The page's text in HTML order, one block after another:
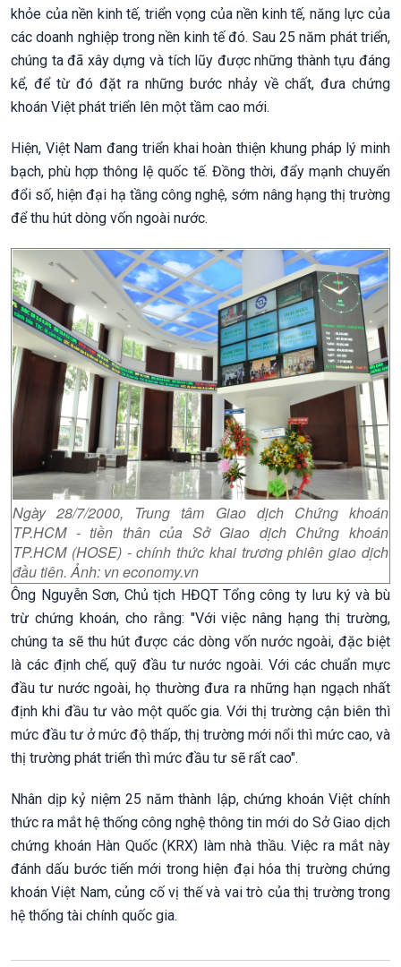
khỏe của nền kinh tế, triển vọng của nền kinh tế, năng lực của
các doanh nghiệp trong nền kinh tế đó. Sau 25 năm phát triển,
chúng ta đã xây dựng và tích lũy được những thành tựu đáng
kể, để từ đó đặt ra những bước nhảy về chất, đưa chứng
khoán Việt phát triển lên một tầm cao mới.
Hiện, Việt Nam đang triển khai hoàn thiện khung pháp lý minh
bạch, phù hợp thông lệ quốc tế. Đồng thời, đẩy mạnh chuyển
đổi số, hiện đại hạ tầng công nghệ, sớm nâng hạng thị trường
để thu hút dòng vốn ngoài nước.
Ngày 28/7/2000, Trung tâm Giao dịch Chứng khoán
TP.HCM - tiền thân của Sở Giao dịch Chứng khoán
TP.HCM (HOSE) - chính thức khai trương phiên giao dịch
đầu tiên. Ảnh: vn economy.vn
Ông Nguyễn Sơn, Chủ tịch HĐQT Tổng công ty lưu ký và bù
trừ chứng khoán, cho rằng: "Với việc nâng hạng thị trường,
chúng ta sẽ thu hút được các dòng vốn nước ngoài, đặc biệt
là các định chế, quỹ đầu tư nước ngoài. Với các chuẩn mực
đầu tư nước ngoài, họ thường đưa ra những hạn ngạch nhất
định khi đầu tư vào một quốc gia. Với thị trường cận biên thì
mức đầu tư ở mức độ thấp, thị trường mới nổi thì mức cao, và
thị trường phát triển thì mức đầu tư sẽ rất cao".
Nhân dịp kỷ niệm 25 năm thành lập, chứng khoán Việt chính
thức ra mắt hệ thống công nghệ thông tin mới do Sở Giao dịch
chứng khoán Hàn Quốc (KRX) làm nhà thầu. Việc ra mắt này
đánh dấu bước tiến mới trong hiện đại hóa thị trường chứng
khoán Việt Nam, củng cố vị thế và vai trò của thị trường trong
hệ thống tài chính quốc gia.